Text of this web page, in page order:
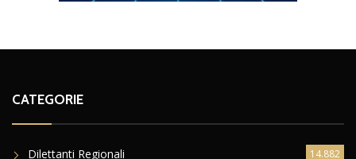
CATEGORIE
Dilettanti Regionali 14.882